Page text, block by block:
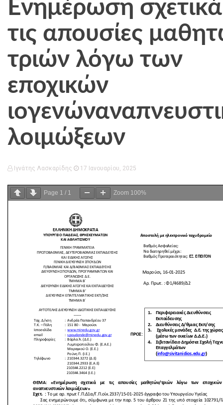
Ενημέρωση
τις απουσίες
τριών λόγω των
εποχικών
λοιμώξεων
Ιγνάτης Λασκαρίδης 17 Ιανουαρίου, 2025
Page 1 / 1 Zoom 100%